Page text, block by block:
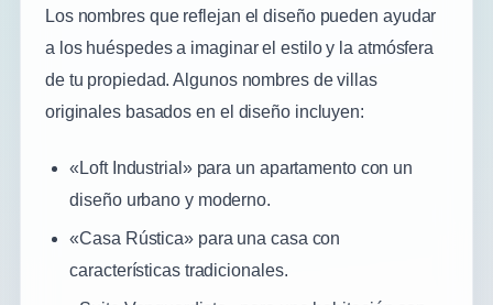
Los nombres que reflejan el diseño pueden ayudar
a los huéspedes a imaginar el estilo y la atmósfera
de tu propiedad. Algunos nombres de villas
originales basados en el diseño incluyen:
«Loft Industrial» para un apartamento con un
diseño urbano y moderno.
«Casa Rústica» para una casa con
características tradicionales.